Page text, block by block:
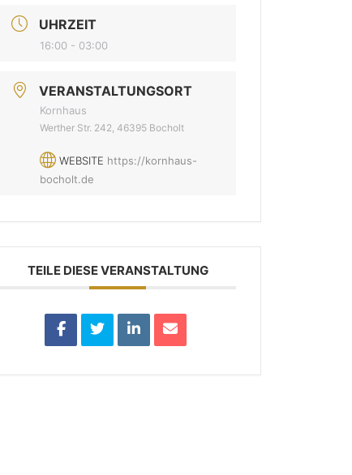
UHRZEIT
16:00 - 03:00
VERANSTALTUNGSORT
Kornhaus
Werther Str. 242, 46395 Bocholt
WEBSITE https://kornhaus-
bocholt.de
TEILE DIESE VERANSTALTUNG